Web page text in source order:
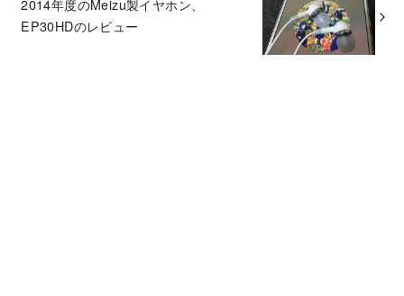
2014年度のMeizu製イヤホン、
EP30HDのレビュー